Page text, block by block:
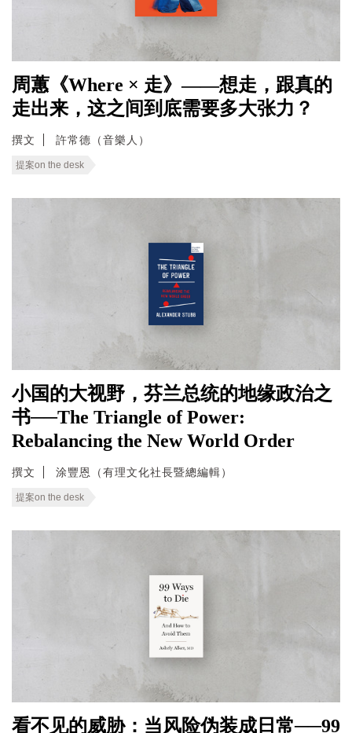
周蕙《Where × 走》——想走，跟真的
走出来，这之间到底需要多大张力？
撰文 許常德（音樂人）
提案on the desk
小国的大视野，芬兰总统的地缘政治之
书──The Triangle of Power:
Rebalancing the New World Order
撰文 涂豐恩（有理文化社長暨總編輯）
提案on the desk
看不见的威胁：当风险伪装成日常──99